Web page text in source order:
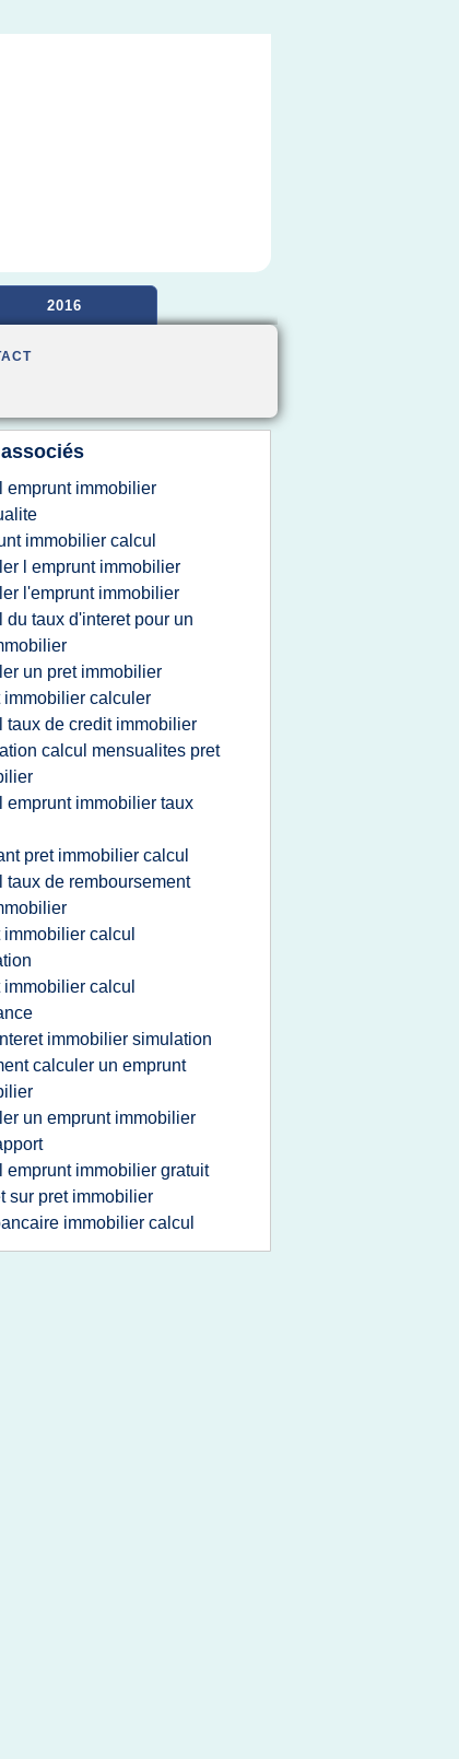
2016
emprunt immobilier
immobilier calcul
l emprunt immobilier
l'emprunt immobilier
du taux d'interet pour un
un pret immobilier
immobilier calculer
taux de credit immobilier
calcul mensualites pret
emprunt immobilier taux
pret immobilier calcul
taux de remboursement
immobilier calcul
immobilier calcul
immobilier simulation
calculer un emprunt
un emprunt immobilier
emprunt immobilier gratuit
sur pret immobilier
immobilier calcul